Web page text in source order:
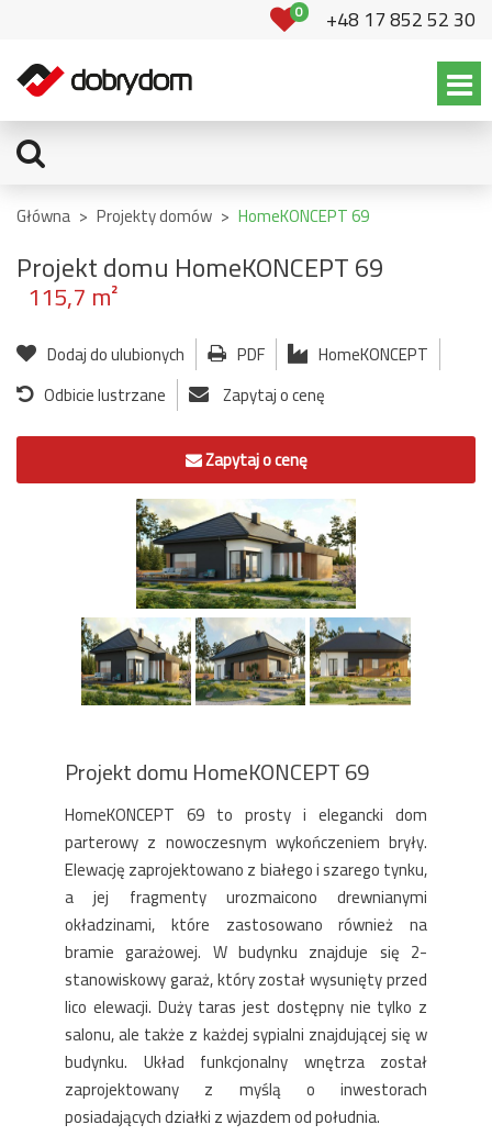
0 +48 17 852 52 30
Główna > Projekty domów > HomeKONCEPT 69
Projekt domu HomeKONCEPT 69
115,7 m²
Dodaj do ulubionych PDF
HomeKONCEPT
Odbicie lustrzane
Zapytaj o cenę
Zapytaj o cenę
Projekt domu HomeKONCEPT 69
HomeKONCEPT 69 to prosty i elegancki dom
parterowy z nowoczesnym wykończeniem bryły.
Elewację zaprojektowano z białego i szarego tynku,
a jej fragmenty urozmaicono drewnianymi
okładzinami, które zastosowano również na
bramie garażowej. W budynku znajduje się 2-
stanowiskowy garaż, który został wysunięty przed
lico elewacji. Duży taras jest dostępny nie tylko z
salonu, ale także z każdej sypialni znajdującej się w
budynku. Układ funkcjonalny wnętrza został
zaprojektowany z myślą o inwestorach
posiadających działki z wjazdem od południa.